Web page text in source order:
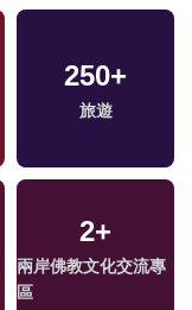
250+
旅遊
2+
兩岸佛教文化交流專
區